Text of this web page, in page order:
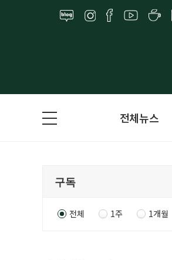
전체뉴스
전체 1주 1개월